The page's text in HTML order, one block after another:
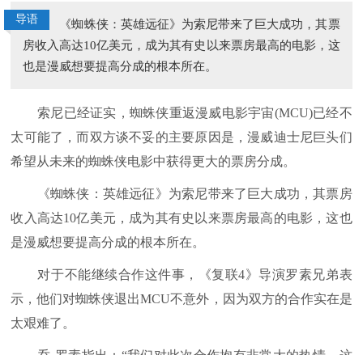
导语
《蜘蛛侠：英雄远征》为索尼带来了巨大成功，其票
房收入高达10亿美元，成为其有史以来票房最高的电影，这
也是漫威想要提高分成的根本所在。
索尼已经证实，蜘蛛侠重返漫威电影宇宙(MCU)已经不
太可能了，而双方谈不妥的主要原因是，漫威迪士尼巨头们
希望从未来的蜘蛛侠电影中获得更大的票房分成。
《蜘蛛侠：英雄远征》为索尼带来了巨大成功，其票房
收入高达10亿美元，成为其有史以来票房最高的电影，这也
是漫威想要提高分成的根本所在。
对于不能继续合作这件事，《复联4》导演罗素兄弟表
示，他们对蜘蛛侠退出MCU不意外，因为双方的合作实在是
太艰难了。